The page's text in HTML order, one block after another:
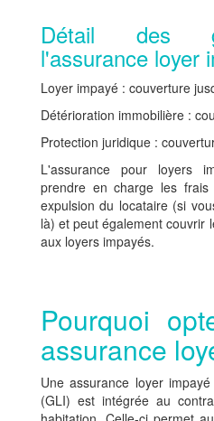
Détail des
l'assurance loyer
Loyer impayé : couverture
Détérioration immobilière :
Protection juridique :
L'assurance pour loyers
prendre en charge les
expulsion du locataire (si
là) et peut également couvrir
aux loyers impayés.
Pourquoi
assurance
Une assurance loyer
(GLI) est intégrée au